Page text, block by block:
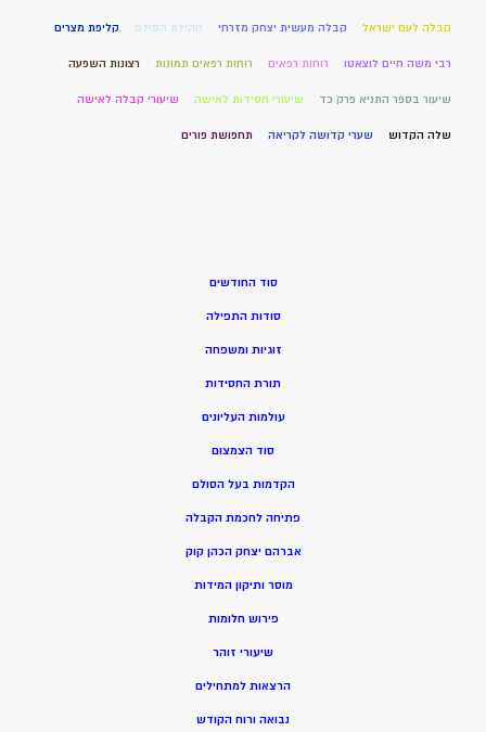
קבלה לעם ישראל קבלה מעשית יצחק מזרחי קהילת הסולם קליפת מצרים
רבי משה חיים לוצאטו רוחות רפאים רוחות רפאים תמונות רצונות השפעה
שיעור בספר התניא פרק כד שיעורי חסידות לאישה שיעורי קבלה לאישה
שלה הקדוש שערי קדושה לקריאה תחפושת פורים
סוד החודשים
סודות התפילה
זוגיות ומשפחה
תורת החסידות
עולמות העליונים
סוד הצמצום
הקדמות בעל הסולם
פתיחה לחכמת הקבלה
אברהם יצחק הכהן קוק
מוסר ותיקון המידות
פירוש חלומות
שיעורי זוהר
הרצאות למתחילים
נבואה ורוח הקודש